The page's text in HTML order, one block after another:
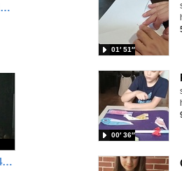
La Venganza del Profesor Misterioso (3ª Parte de la Trilogía)
Mejoras en Pedrezuela, por 4º de Primaria
01′ 51″
00′ 36″